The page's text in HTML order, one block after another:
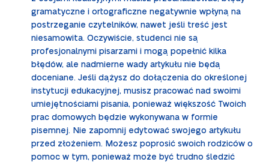
gramatyczne i ortograficzne negatywnie wpłyną na
postrzeganie czytelników, nawet jeśli treść jest
niesamowita. Oczywiście, studenci nie są
profesjonalnymi pisarzami i mogą popełnić kilka
błędów, ale nadmierne wady artykułu nie będą
doceniane. Jeśli dążysz do dołączenia do określonej
instytucji edukacyjnej, musisz pracować nad swoimi
umiejętnościami pisania, ponieważ większość Twoich
prac domowych będzie wykonywana w formie
pisemnej. Nie zapomnij edytować swojego artykułu
przed złożeniem. Możesz poprosić swoich rodziców o
pomoc w tym, ponieważ może być trudno śledzić